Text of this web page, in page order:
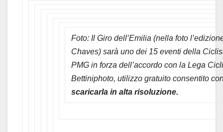
Foto: Il Giro dell’Emilia (nella foto
Chaves) sarà uno dei 15 eventi della
PMG in forza dell’accordo con la Lega
Bettiniphoto, utilizzo gratuito consentito
scaricarla in alta risoluzione.